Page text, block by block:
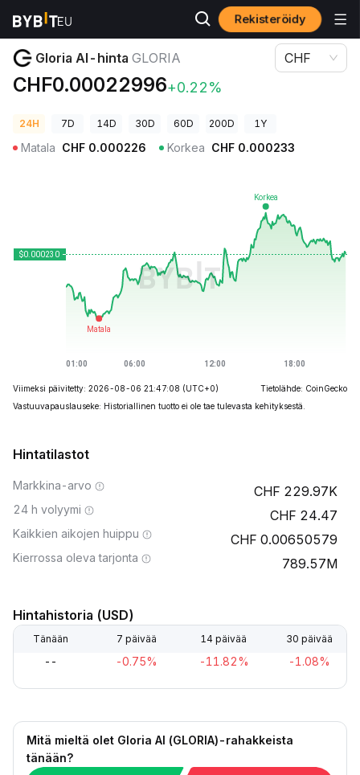
Rekisteröidy
Kryptohinnat
Gloria AI-hinta GLORIA
CHF0.00022996+0.22%
CHF
24H 7D 14D 30D 60D 200D 1Y
Matala CHF 0.000226 Korkea CHF 0.000233
Viimeksi päivitetty: 2026-08-06 21:47:08 (UTC+0)
Tietolähde: CoinGecko
Vastuuvapauslauseke: Historiallinen tuotto ei ole tae tulevasta kehityksestä.
Hintatilastot
Markkina-arvo 229.97K
24 h volyymi 24.47
Kaikkien aikojen huippu 0.00650579
Kierrossa oleva tarjonta 789.57M
Hintahistoria (USD)
Tänään 7 päivää 14 päivää 30 päivää
-- -0.75% -11.82% -1.08%
Mitä mieltä olet Gloria AI (GLORIA)-rahakkeista
tänään?